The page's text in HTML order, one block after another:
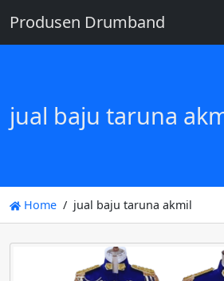
Produsen Drumband
jual baju taruna
Home jual baju taruna akmil